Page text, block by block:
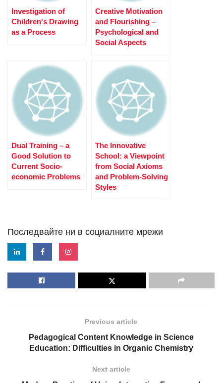
Investigation of
Children's Drawing
as a Process
Creative Motivation
and Flourishing –
Psychological and
Social Aspects
Dual Training – a
Good Solution to
Current Socio-
economic Problems
The Innovative
School: a Viewpoint
from Social Axioms
and Problem-Solving
Styles
Последвайте ни в социалните мрежи
Previous article
Pedagogical Content Knowledge in Science
Education: Difficulties in Organic Chemistry
Next article